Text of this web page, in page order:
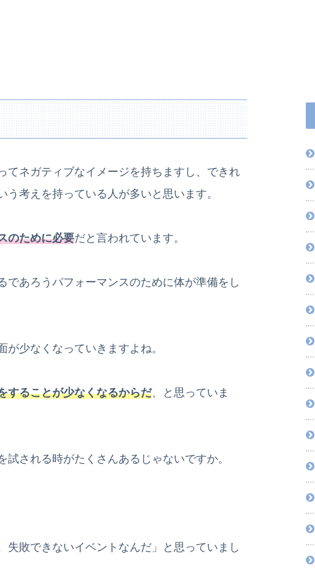
てネガティブなイメージを持ちますし、できれ
考えを持っている人が多いと思います。
のために必要だと言われています。
であろうパフォーマンスのために体が準備をし
少なくなっていきますよね。
することが少なくなるからだ、と思っていま
される時がたくさんあるじゃないですか。
失敗できないイベントなんだ」と思っていまし